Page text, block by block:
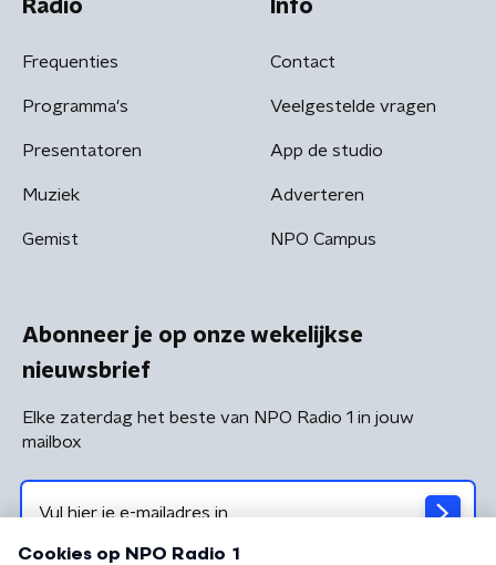
Radio
Frequenties
Programma's
Presentatoren
Muziek
Gemist
Info
Contact
Veelgestelde vragen
App de studio
Adverteren
NPO Campus
Abonneer je op onze wekelijkse
nieuwsbrief
Elke zaterdag het beste van NPO Radio 1 in jouw
mailbox